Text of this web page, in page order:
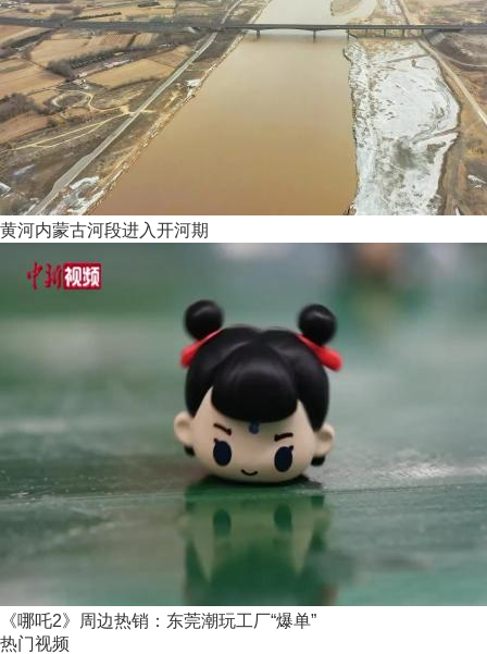
黄河内蒙古河段进入开河期
《哪吒2》周边热销：东莞潮玩工厂“爆单”
热门视频